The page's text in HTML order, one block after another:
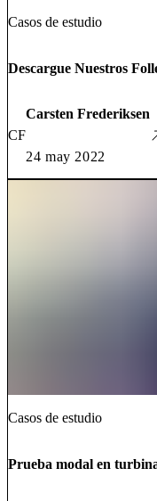
Casos de estudio
Descargue Nuestros
CF
Carsten Frederiksen
24 may 2022
Casos de estudio
Prueba modal en